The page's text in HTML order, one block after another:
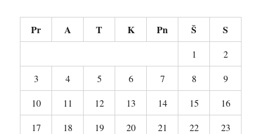
Pr A T K Pn Š S
1
2
3
4 5 6 7 8
9
10
11 12 13 14 15
16
17
18 19 20 21 22
23